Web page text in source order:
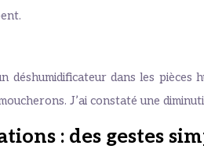
déshumidificateur dans les
J’ai constaté une
: des gestes